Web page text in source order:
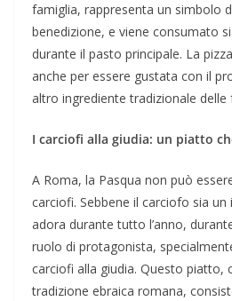
famiglia, rappresenta un simbolo
benedizione, e viene consumato
durante il pasto principale. La
anche per essere gustata con il
altro ingrediente tradizionale delle
I carciofi alla giudia: un piatto
A Roma, la Pasqua non può
carciofi. Sebbene il carciofo sia
adora durante tutto l’anno,
ruolo di protagonista,
carciofi alla giudia. Questo piatto,
tradizione ebraica romana,